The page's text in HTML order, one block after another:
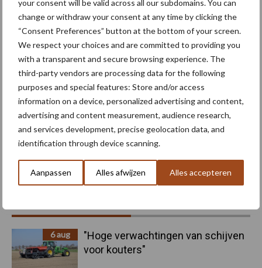
your consent will be valid across all our subdomains. You can
change or withdraw your consent at any time by clicking the
“Consent Preferences” button at the bottom of your screen.
We respect your choices and are committed to providing you
with a transparent and secure browsing experience. The
third-party vendors are processing data for the following
purposes and special features: Store and/or access
information on a device, personalized advertising and content,
advertising and content measurement, audience research,
and services development, precise geolocation data, and
identification through device scanning.
Aanpassen Alles afwijzen Alles accepteren
Sidebar
6 aug
"Hoge verwachtingen van schijven
voor kouters"
Maak uw keuze
Machines Duurzaamheid
Toon meer